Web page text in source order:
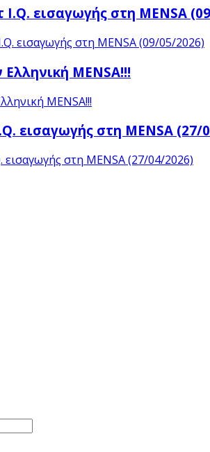
εισαγωγής στη MENSA
MENSA!!!
εισαγωγής στη MENSA (27/